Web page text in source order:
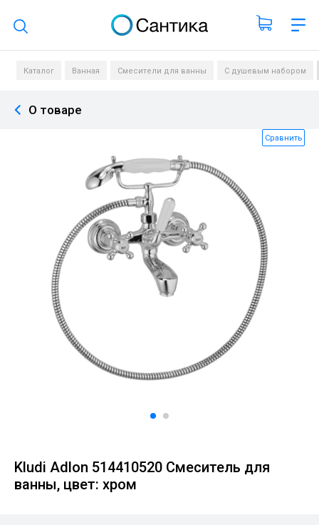
Поиск по каталогу
Каталог Ванная Смесители для ванны С душевым набором
О товаре
Сравнить
Kludi Adlon 514410520 Смеситель для
ванны, цвет: хром